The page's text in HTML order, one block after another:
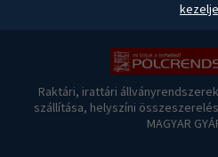
kezelje
Raktári, irattári
szállítása, helyszíni
MAGYAR